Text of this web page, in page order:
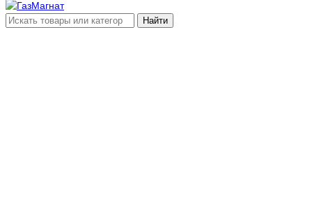
Найти